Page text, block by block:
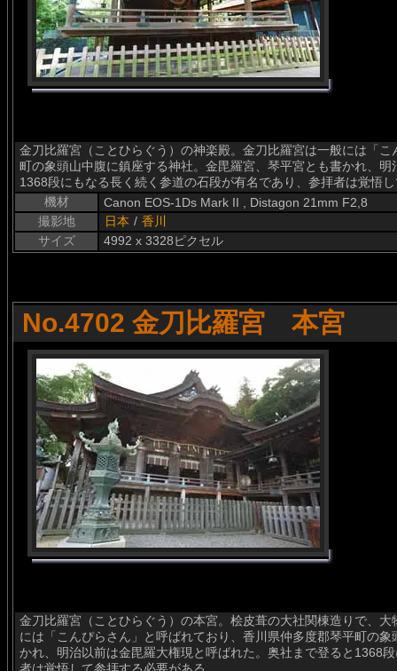
金刀比羅宮（ことひらぐう）の神楽殿。金刀比羅宮は一般には「
町の象頭山中腹に鎮座する神社。金毘羅宮、琴平宮とも書かれ、
1368段にもなる長く続く参道の石段が有名であり、参拝者は覚悟
機材
Canon EOS-1Ds Mark II , Distagon 21mm F2,8
撮影地
日本 / 香川
サイズ
4992 x 3328ピクセル
No.4702 金刀比羅宮 本宮
金刀比羅宮（ことひらぐう）の本宮。桧皮葺の大社関棟造りで、
には「こんぴらさん」と呼ばれており、香川県仲多度郡琴平町の
かれ、明治以前は金毘羅大権現と呼ばれた。奥社まで登ると1368